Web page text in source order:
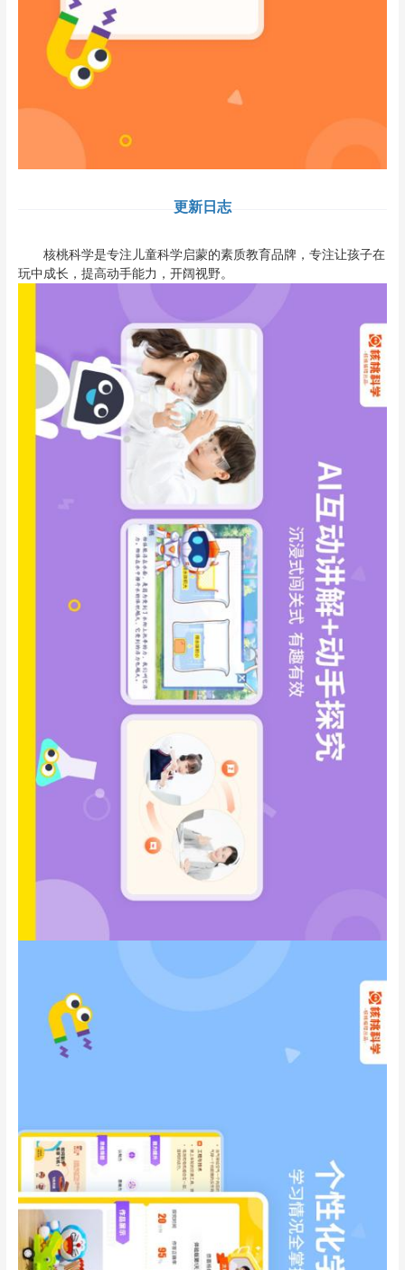
更新日志
核桃科学是专注儿童科学启蒙的素质教育品牌，专注让孩子在
玩中成长，提高动手能力，开阔视野。